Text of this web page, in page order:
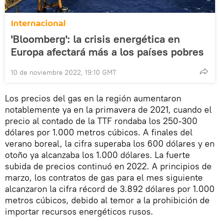
Internacional
'Bloomberg': la crisis energética en
Europa afectará más a los países pobres
10 de noviembre 2022, 19:10 GMT
Los precios del gas en la región aumentaron
notablemente ya en la primavera de 2021, cuando el
precio al contado de la TTF rondaba los 250-300
dólares por 1.000 metros cúbicos. A finales del
verano boreal, la cifra superaba los 600 dólares y en
otoño ya alcanzaba los 1.000 dólares. La fuerte
subida de precios continuó en 2022. A principios de
marzo, los contratos de gas para el mes siguiente
alcanzaron la cifra récord de 3.892 dólares por 1.000
metros cúbicos, debido al temor a la prohibición de
importar recursos energéticos rusos.